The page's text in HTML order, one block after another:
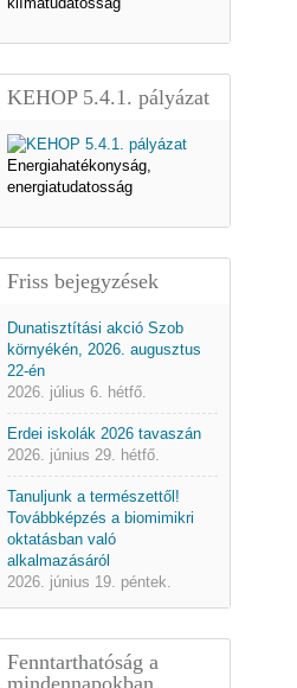
KEHOP 5.4.1. pályázat
Energiahatékonyság,
energiatudatosság
Friss bejegyzések
Dunatisztítási akció Szob
környékén, 2026. augusztus
22-én
2026. július 6. hétfő.
Erdei iskolák 2026 tavaszán
2026. június 29. hétfő.
Tanuljunk a természettől!
Továbbképzés a biomimikri
oktatásban való
alkalmazásáról
2026. június 19. péntek.
Fenntarthatóság a
mindennapokban